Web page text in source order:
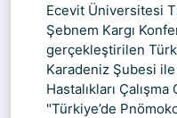
Ecevit Üniversitesi
Şebnem Kargı
gerçekleştirilen
Karadeniz Şubesi
Hastalıkları
"Türkiye’de